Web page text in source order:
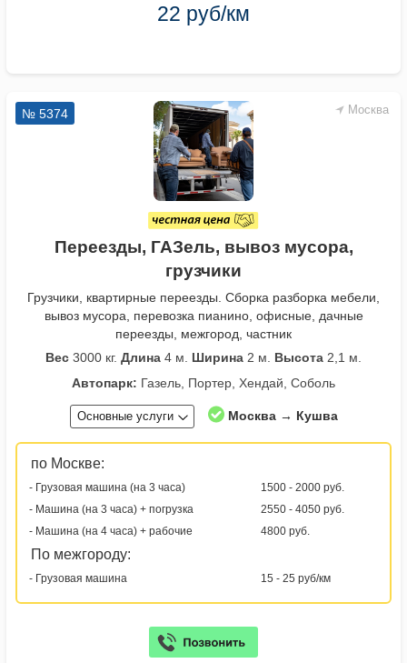
22 руб/км
Москва
№ 5374
Переезды, ГАЗель, вывоз мусора,
грузчики
Грузчики, квартирные переезды. Сборка разборка мебели,
вывоз мусора, перевозка пианино, офисные, дачные
переезды, межгород, частник
Вес 3000 кг. Длина 4 м. Ширина 2 м. Высота 2,1 м.
Автопарк: Газель, Портер, Хендай, Соболь
Основные услуги Москва → Кушва
по Москве:
- Грузовая машина (на 3 часа)
1500 - 2000 руб.
- Машина (на 3 часа) + погрузка
2550 - 4050 руб.
- Машина (на 4 часа) + рабочие
4800 руб.
По межгороду:
- Грузовая машина 15 - 25 руб/км